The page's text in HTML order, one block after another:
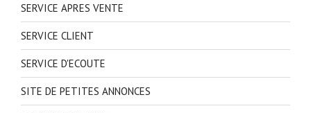
SERVICE APRES VENTE
SERVICE CLIENT
SERVICE D'ECOUTE
SITE DE PETITES ANNONCES